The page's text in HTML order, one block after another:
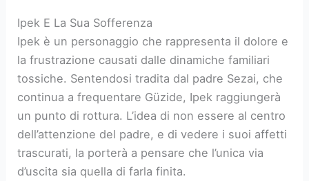
Ipek E La Sua Sofferenza
Ipek è un personaggio che rappresenta il dolore e
la frustrazione causati dalle dinamiche familiari
tossiche. Sentendosi tradita dal padre Sezai, che
continua a frequentare Güzide, Ipek raggiungerà
un punto di rottura. L’idea di non essere al centro
dell’attenzione del padre, e di vedere i suoi affetti
trascurati, la porterà a pensare che l’unica via
d’uscita sia quella di farla finita.